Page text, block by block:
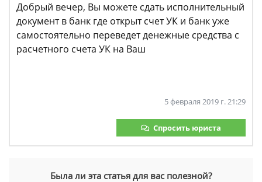
Добрый вечер, Вы можете сдать исполнительный
документ в банк где открыт счет УК и банк уже
самостоятельно переведет денежные средства с
расчетного счета УК на Ваш
5 февраля 2019 г. 21:29
Спросить юриста
Была ли эта статья для вас полезной?